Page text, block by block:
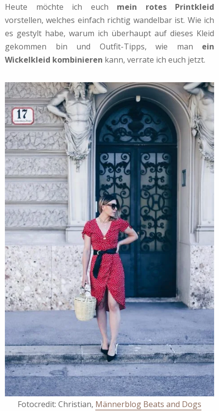
Heute möchte ich euch mein rotes Printkleid
vorstellen, welches einfach richtig wandelbar ist. Wie ich
es gestylt habe, warum ich überhaupt auf dieses Kleid
gekommen bin und Outfit-Tipps, wie man ein
Wickelkleid kombinieren kann, verrate ich euch jetzt.
Fotocredit: Christian, Männerblog Beats and Dogs